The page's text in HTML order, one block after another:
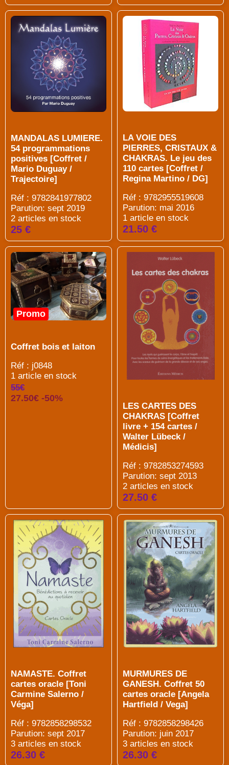
MANDALAS LUMIERE.
54 programmations
positives [Coffret /
Mario Duguay /
Trajectoire]
Réf : 9782841977802
Parution: sept 2019
2 articles en stock
25 €
LA VOIE DES
PIERRES, CRISTAUX &
CHAKRAS. Le jeu des
110 cartes [Coffret /
Regina Martino / DG]
Réf : 9782955519608
Parution: mai 2016
1 article en stock
21.50 €
Promo
Coffret bois et laiton
Réf : j0848
1 article en stock
55€
27.50€ -50%
LES CARTES DES
CHAKRAS [Coffret
livre + 154 cartes /
Walter Lübeck /
Médicis]
Réf : 9782853274593
Parution: sept 2013
2 articles en stock
27.50 €
NAMASTE. Coffret
cartes oracle [Toni
Carmine Salerno /
Véga]
Réf : 9782858298532
Parution: sept 2017
3 articles en stock
26.30 €
MURMURES DE
GANESH. Coffret 50
cartes oracle [Angela
Hartfield / Vega]
Réf : 9782858298426
Parution: juin 2017
3 articles en stock
26.30 €